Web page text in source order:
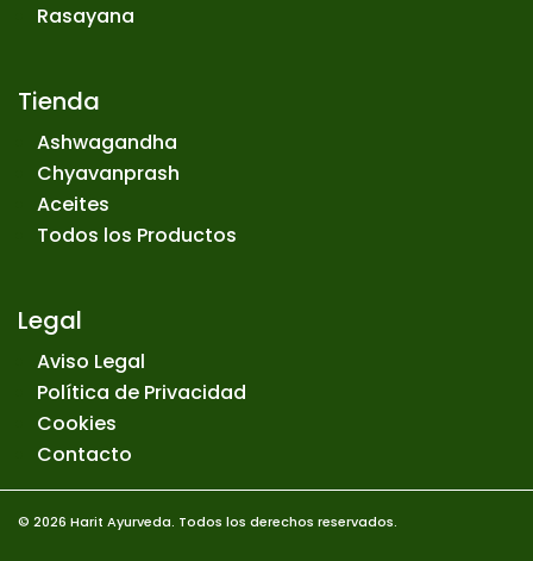
Rasayana
Tienda
Ashwagandha
Chyavanprash
Aceites
Todos los Productos
Legal
Aviso Legal
Política de Privacidad
Cookies
Contacto
© 2026 Harit Ayurveda. Todos los derechos reservados.